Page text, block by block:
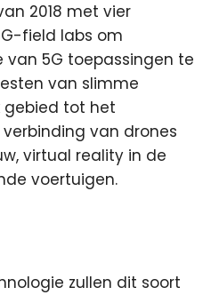
2018 met vier
field labs om
5G toepassingen te
van slimme
gebied tot het
van drones
virtual reality in de
voertuigen.
zullen dit soort